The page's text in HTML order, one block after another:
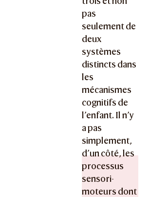
pas
seulement de
deux
systèmes
distincts dans
les
mécanismes
cognitifs de
l’enfant. Il n’y
a pas
simplement,
d’un côté, les
processus
sensori-
moteurs dont